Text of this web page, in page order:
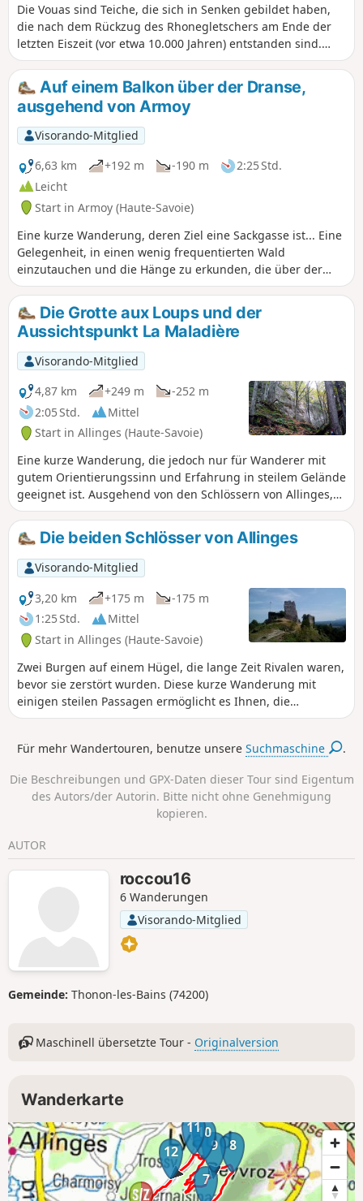
Die Vouas sind Teiche, die sich in Senken gebildet haben,
die nach dem Rückzug des Rhonegletschers am Ende der
letzten Eiszeit (vor etwa 10.000 Jahren) entstanden sind.
Diese kurze Wanderung ermöglicht es Ihnen, zwei dieser
Teiche zu besuchen und durch etwas Unterholz zu
wandern. Eine Rundwanderung mit mehreren Schleifen,
die somit zahlreiche Varianten bietet.
Auf einem Balkon über der Dranse,
ausgehend von Armoy
Visorando-Mitglied
6,63 km
+192 m -190 m
2:25 Std.
Leicht
Start in Armoy (Haute-Savoie)
Eine kurze Wanderung, deren Ziel eine Sackgasse ist... Eine
Gelegenheit, in einen wenig frequentierten Wald
einzutauchen und die Hänge zu erkunden, die über der
Schlucht des Flusses Dranse liegen. Es erwartet Sie eine
feuchte Vegetation, in der sich das Moos nach Herzenslust
ausbreitet.
Die Grotte aux Loups und der
Aussichtspunkt La Maladière
Visorando-Mitglied
4,87 km
+249 m
-252 m
2:05 Std.
Mittel
Start in Allinges (Haute-Savoie)
Eine kurze Wanderung, die jedoch nur für Wanderer mit
gutem Orientierungssinn und Erfahrung in steilem Gelände
geeignet ist. Ausgehend von den Schlössern von Allinges,
die einen Besuch wert sind, gelangt man nach einem
angenehmen Waldspaziergang über einen angelegten Weg
zur Grotte aux Loups inmitten einer wilden Landschaft.
Oberhalb der Höhle bietet der Aussichtspunkt La Maladière
einen schönen Blick auf den Genfer See.
Die beiden Schlösser von Allinges
Visorando-Mitglied
3,20 km
+175 m
-175 m
1:25 Std.
Mittel
Start in Allinges (Haute-Savoie)
Zwei Burgen auf einem Hügel, die lange Zeit Rivalen waren,
bevor sie zerstört wurden. Diese kurze Wanderung mit
einigen steilen Passagen ermöglicht es Ihnen, die
Überreste dieser Burgen, darunter eine romanische
Genfer See zu genießen. Eine noch kürzere Variante
Für mehr Wandertouren, benutze unsereSuchmaschine .
Die Beschreibungen und GPX-Daten dieser Tour sind Eigentum
des Autors/der Autorin. Bitte nicht ohne Genehmigung
kopieren.
AUTOR
roccou16
6 Wanderungen
Visorando-Mitglied
Gemeinde: Thonon-les-Bains (74200)
Maschinell übersetzte Tour - Originalversion
Wanderkarte
7
8
9
10
11
12